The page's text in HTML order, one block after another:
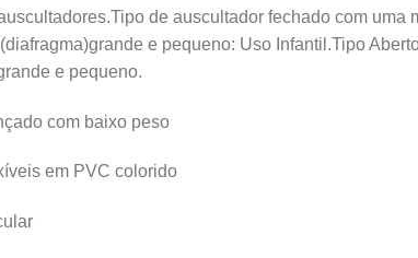
de auscultador fechado com uma
e pequeno: Uso Infantil.Tipo
e pequeno.
com baixo peso
em PVC colorido